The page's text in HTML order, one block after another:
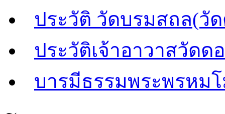
ประวัติ วัดบรมสถล(วั
ประวัติเจ้าอาวาสวัดด
บารมีธรรมพระพรหม